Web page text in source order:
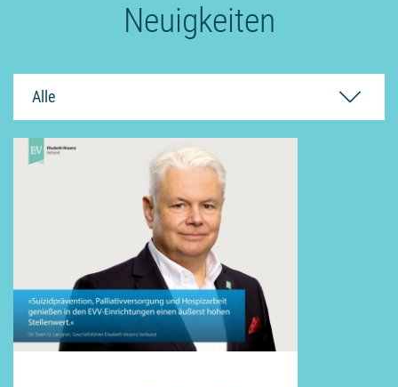
Neuigkeiten
Alle